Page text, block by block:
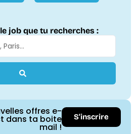
job que tu recherches :
offres e-
dans ta boite
mail !
S'inscrire